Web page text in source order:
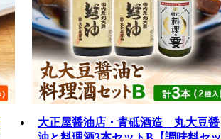
大正屋醤油店・青砥酒造 丸大豆醤